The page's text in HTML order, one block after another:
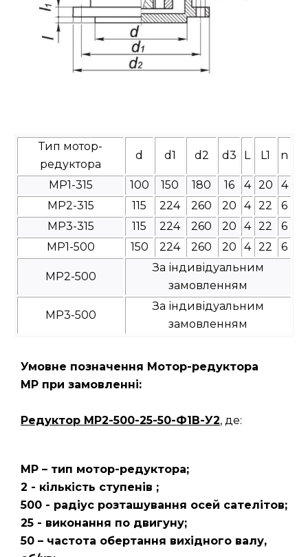
Тип мотор-
редуктора
d d1 d2 d3 L L1 n
МР1-315 100 150 180 16 4 20
4
МР2-315
115 224 260 20 4 22
6
МР3-315
115 224 260 20 4 22
6
МР1-500
150 224 260 20 4 22 6
МР2-500
За індивідуальним
замовленням
МР3-500
За індивідуальним
замовленням
Умовне позначення Мотор-редуктора
МР при замовленні:
Редуктор МР2-500-25-50-Ф1В-У2, де:
МР – тип мотор-редуктора;
2 - кількість ступенів ;
500 - радіус розташування осей сателітов;
25 - виконання по двигуну;
50 – частота обертання вихідного валу,